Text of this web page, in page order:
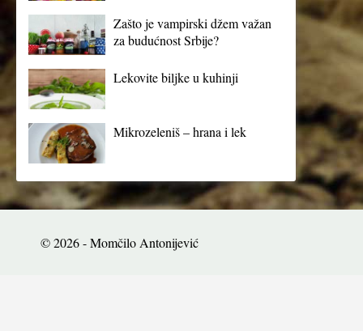
Zašto je vampirski džem važan
za budućnost Srbije?
Lekovite biljke u kuhinji
Mikrozeleniš – hrana i lek
© 2026 - Momčilo Antonijević